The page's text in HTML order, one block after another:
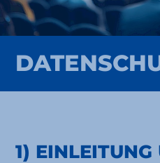
1) EINLEITUNG